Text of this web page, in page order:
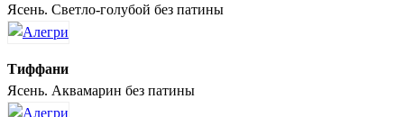
Ясень. Светло-голубой без патины
Тиффани
Ясень. Аквамарин без патины